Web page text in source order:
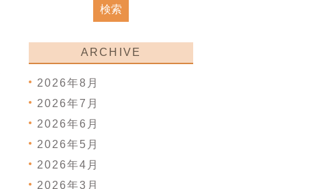
ARCHIVE
2026年8月
2026年7月
2026年6月
2026年5月
2026年4月
2026年3月